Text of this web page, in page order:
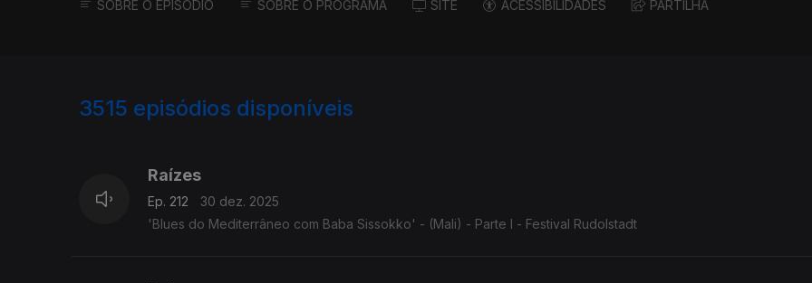
SOBRE O EPISÓDIO SOBRE O PROGRAMA SITE ACESSIBILIDADES PARTILHA
3515 episódios disponíveis
Raízes
Ep. 212
30 dez. 2025
'Blues do Mediterrâneo com Baba Sissokko' - (Mali) - Parte I - Festival Rudolstadt